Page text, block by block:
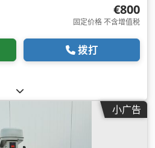
€800
固定价格 不含增值税
拨打
小广告